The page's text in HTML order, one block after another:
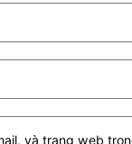
và trang web